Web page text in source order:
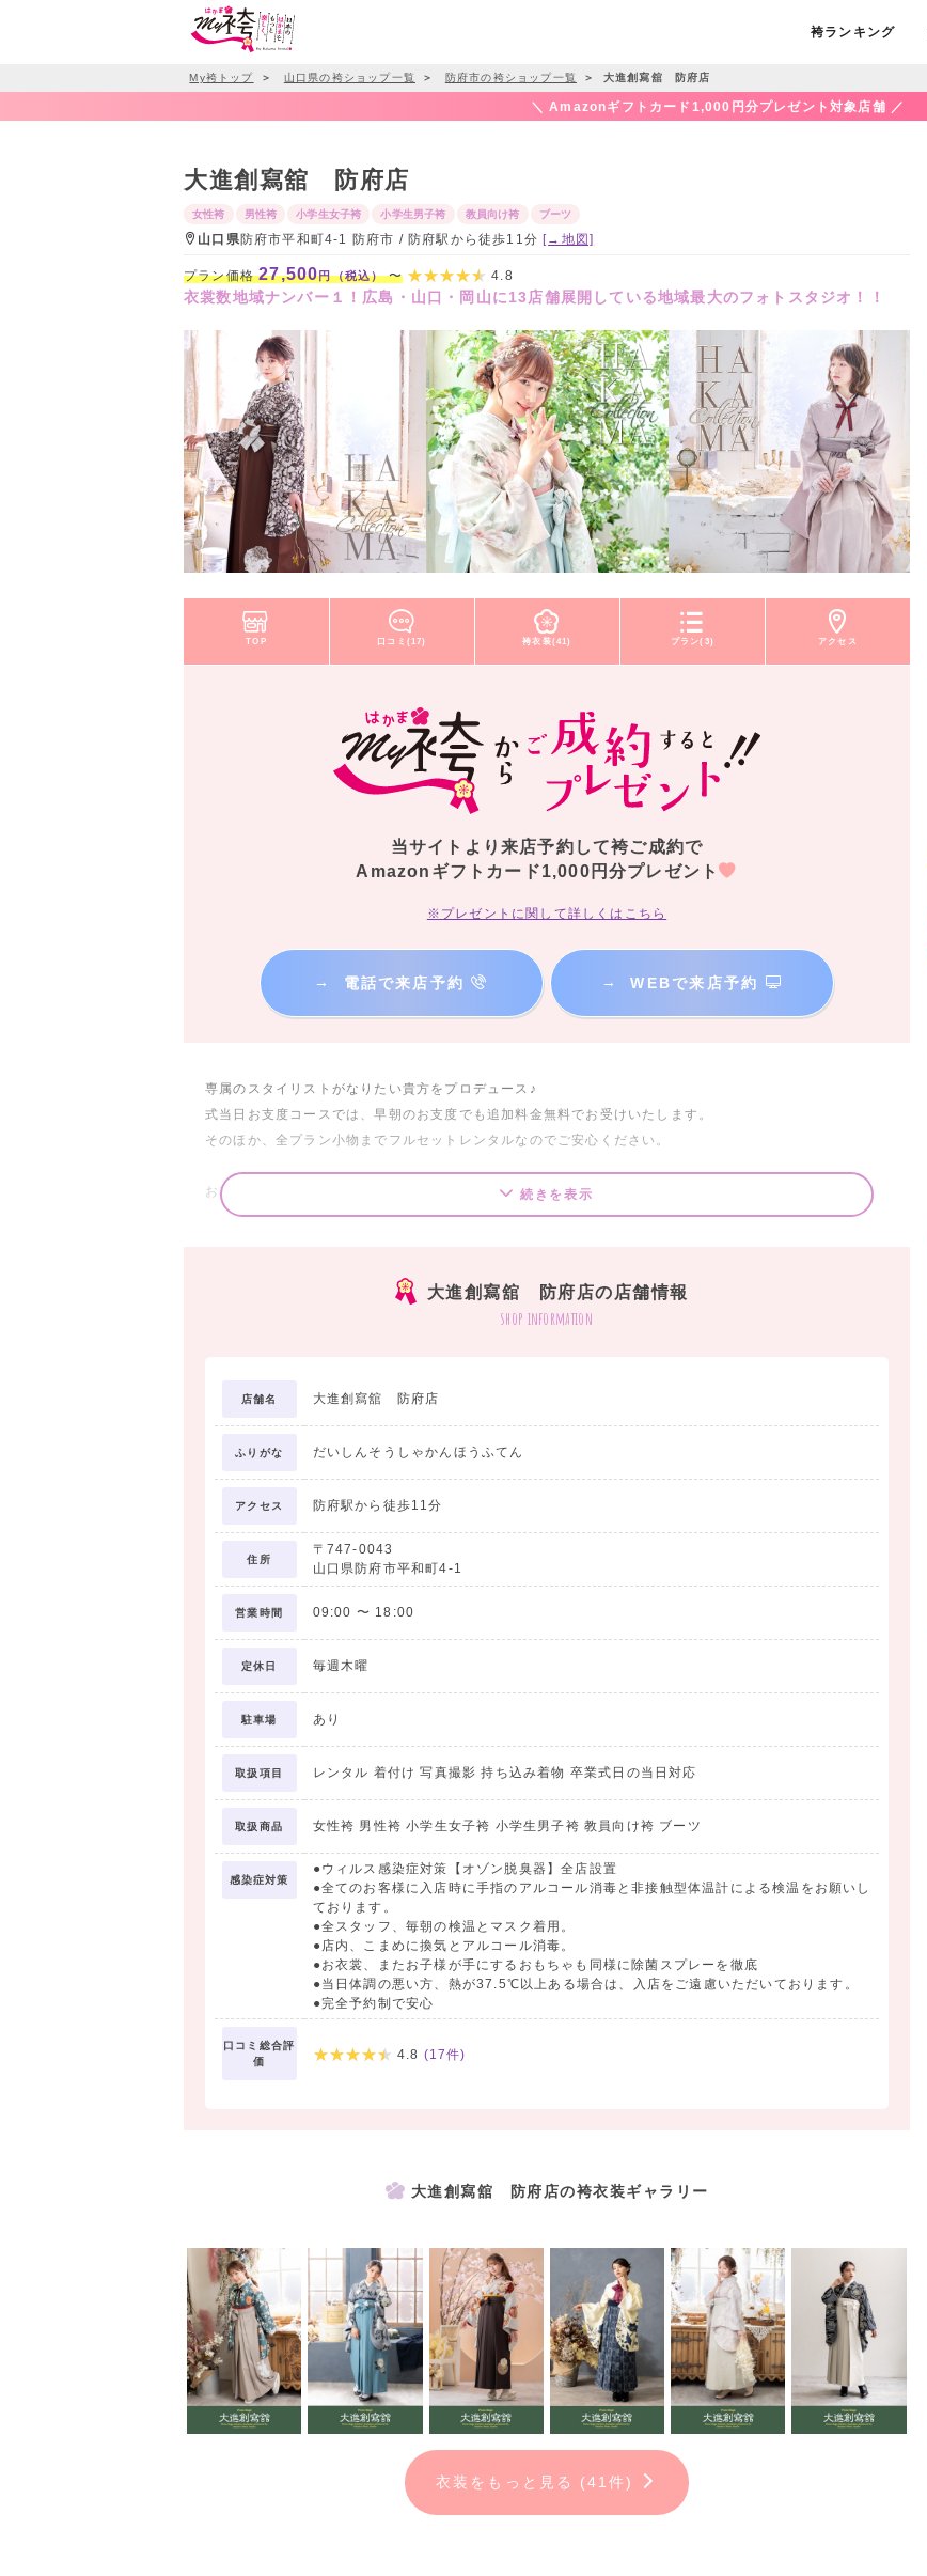
袴ランキング
My袴トップ ＞ 山口県の袴ショップ一覧 ＞ 防府市の袴ショップ一覧 ＞ 大進創寫舘 防府店
＼ Amazonギフトカード1,000円分プレゼント対象店舗 ／
大進創寫舘 防府店
女性袴 男性袴 小学生女子袴 小学生男子袴 教員向け袴 ブーツ
山口県 防府市平和町4-1 防府市 / 防府駅から徒歩11分 [→地図]
プラン価格27,500円（税込）〜 4.8
衣裳数地域ナンバー１！広島・山口・岡山に13店舗展開している地域最大のフォトスタジオ！！
TOP 口コミ(17) 袴衣装(41) プラン(3) アクセス
当サイトより来店予約して袴ご成約で
Amazonギフトカード1,000円分プレゼント
※プレゼントに関して詳しくはこちら
→ 電話で来店予約 → WEBで来店予約
専属のスタイリストがなりたい貴方をプロデュース♪
式当日お支度コースでは、早朝のお支度でも追加料金無料でお受けいたします。
そのほか、全プラン小物までフルセットレンタルなのでご安心ください。
お友達と一緒にだんだんお得なサービスも！！
是非この機会に、お友達を誘って、家や学校から近い
続きを表示
大進創寫舘 防府店の店舗情報
shop information
店舗名 大進創寫舘 防府店
ふりがな だいしんそうしゃかんほうふてん
アクセス 防府駅から徒歩11分
住所
〒747-0043
山口県防府市平和町4-1
営業時間 09:00 〜 18:00
定休日 毎週木曜
駐車場 あり
取扱項目 レンタル 着付け 写真撮影 持ち込み着物 卒業式日の当日対応
取扱商品 女性袴 男性袴 小学生女子袴 小学生男子袴 教員向け袴 ブーツ
感染症対策
●ウィルス感染症対策【オゾン脱臭器】全店設置
●全てのお客様に入店時に手指のアルコール消毒と非接触型体温計による検温をお願いし
ております。
●全スタッフ、毎朝の検温とマスク着用。
●店内、こまめに換気とアルコール消毒。
●お衣裳、またお子様が手にするおもちゃも同様に除菌スプレーを徹底
●当日体調の悪い方、熱が37.5℃以上ある場合は、入店をご遠慮いただいております。
●完全予約制で安心
口コミ総合評
価
4.8 (17件)
大進創寫舘 防府店の袴衣装ギャラリー
衣装をもっと見る (41件)